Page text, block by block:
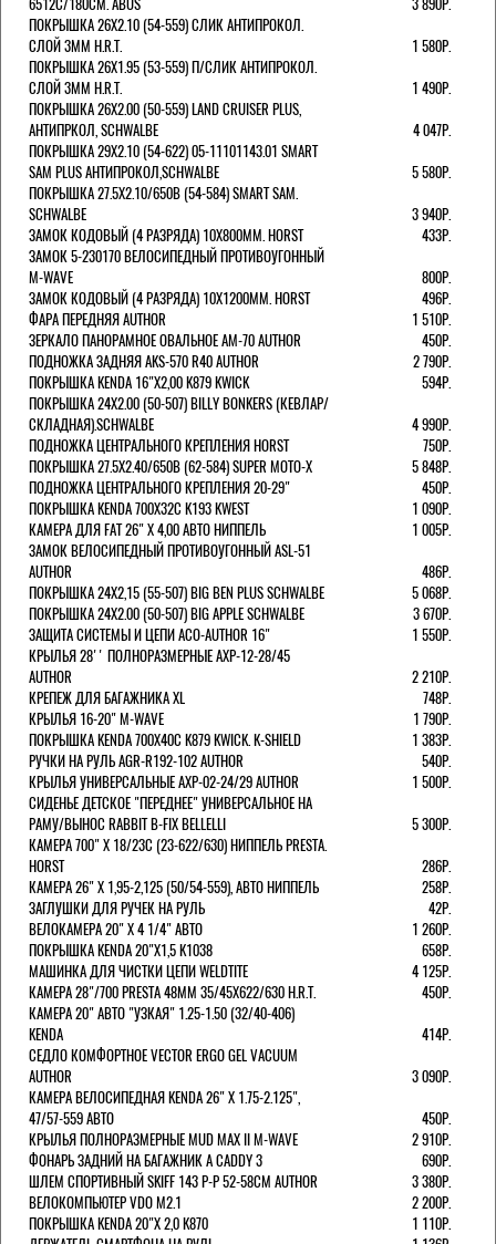
ПОКРЫШКА 26X2.10 (54-559) СЛИК АНТИПРОКОЛ.
СЛОЙ 3ММ H.R.T.
1 580Р.
ПОКРЫШКА 26X1.95 (53-559) П/СЛИК АНТИПРОКОЛ.
СЛОЙ 3ММ H.R.T.
1 490Р.
ПОКРЫШКА 26X2.00 (50-559) LAND CRUISER PLUS,
АНТИПРКОЛ, SCHWALBE
4 047Р.
ПОКРЫШКА 29X2.10 (54-622) 05-11101143.01 SMART
SAM PLUS АНТИПРОКОЛ,SCHWALBE
5 580Р.
ПОКРЫШКА 27.5X2.10/650B (54-584) SMART SAM.
SCHWALBE
3 940Р.
ЗАМОК КОДОВЫЙ (4 РАЗРЯДА) 10Х800ММ. HORST
433Р.
ЗАМОК 5-230170 ВЕЛОСИПЕДНЫЙ ПРОТИВОУГОННЫЙ
M-WAVE
800Р.
ЗАМОК КОДОВЫЙ (4 РАЗРЯДА) 10Х1200ММ. HORST
496Р.
ФАРА ПЕРЕДНЯЯ AUTHOR
1 510Р.
ЗЕРКАЛО ПАНОРАМНОЕ ОВАЛЬНОЕ AM-70 AUTHOR
450Р.
ПОДНОЖКА ЗАДНЯЯ AKS-570 R40 AUTHOR
2 790Р.
ПОКРЫШКА KENDA 16"Х2,00 K879 KWICK
594Р.
ПОКРЫШКА 24X2.00 (50-507) BILLY BONKERS (КЕВЛАР/
СКЛАДНАЯ).SCHWALBE
4 990Р.
ПОДНОЖКА ЦЕНТРАЛЬНОГО КРЕПЛЕНИЯ HORST
750Р.
ПОКРЫШКА 27.5X2.40/650B (62-584) SUPER MOTO-X
5 848Р.
ПОДНОЖКА ЦЕНТРАЛЬНОГО КРЕПЛЕНИЯ 20-29"
450Р.
ПОКРЫШКА KENDA 700Х32С K193 KWEST
1 090Р.
КАМЕРА ДЛЯ FAT 26" X 4,00 АВТО НИППЕЛЬ
1 005Р.
ЗАМОК ВЕЛОСИПЕДНЫЙ ПРОТИВОУГОННЫЙ ASL-51
AUTHOR
486Р.
ПОКРЫШКА 24X2,15 (55-507) BIG BEN PLUS SCHWALBE
5 068Р.
ПОКРЫШКА 24X2.00 (50-507) BIG APPLE SCHWALBE
3 670Р.
ЗАЩИТА СИСТЕМЫ И ЦЕПИ ACO-AUTHOR 16"
1 550Р.
КРЫЛЬЯ 28'' ПОЛНОРАЗМЕРНЫЕ AXP-12-28/45
AUTHOR
2 210Р.
КРЕПЕЖ ДЛЯ БАГАЖНИКА XL
748Р.
КРЫЛЬЯ 16-20" M-WAVE
1 790Р.
ПОКРЫШКА KENDA 700Х40С K879 KWICK. K-SHIELD
1 383Р.
РУЧКИ НА РУЛЬ AGR-R192-102 AUTHOR
540Р.
КРЫЛЬЯ УНИВЕРСАЛЬНЫЕ AXP-02-24/29 AUTHOR
1 500Р.
СИДЕНЬЕ ДЕТСКОЕ "ПЕРЕДНЕЕ" УНИВЕРСАЛЬНОЕ НА
РАМУ/ВЫНОС RABBIT B-FIX BELLELLI
5 300Р.
КАМЕРА 700" Х 18/23C (23-622/630) НИППЕЛЬ PRESTA.
HORST
286Р.
КАМЕРА 26" X 1,95-2,125 (50/54-559), АВТО НИППЕЛЬ
258Р.
ЗАГЛУШКИ ДЛЯ РУЧЕК НА РУЛЬ
42Р.
ВЕЛОКАМЕРА 20" Х 4 1/4" АВТО
1 260Р.
ПОКРЫШКА KENDA 20"Х1,5 K1038
658Р.
МАШИНКА ДЛЯ ЧИСТКИ ЦЕПИ WELDTITE
4 125Р.
КАМЕРА 28"/700 PRESTA 48ММ 35/45Х622/630 H.R.T.
450Р.
КАМЕРА 20" АВТО "УЗКАЯ" 1.25-1.50 (32/40-406)
KENDA
414Р.
СЕДЛО КОМФОРТНОЕ VECTOR ERGO GEL VACUUM
AUTHOR
3 090Р.
КАМЕРА ВЕЛОСИПЕДНАЯ KENDA 26" Х 1.75-2.125",
47/57-559 АВТО
450Р.
КРЫЛЬЯ ПОЛНОРАЗМЕРНЫЕ MUD MAX II M-WAVE
2 910Р.
ФОНАРЬ ЗАДНИЙ НА БАГАЖНИК A CADDY 3
690Р.
ШЛЕМ СПОРТИВНЫЙ SKIFF 143 Р-Р 52-58СМ AUTHOR
3 380Р.
ВЕЛОКОМПЬЮТЕР VDO M2.1
2 200Р.
ПОКРЫШКА KENDA 20"Х 2,0 K870
1 110Р.